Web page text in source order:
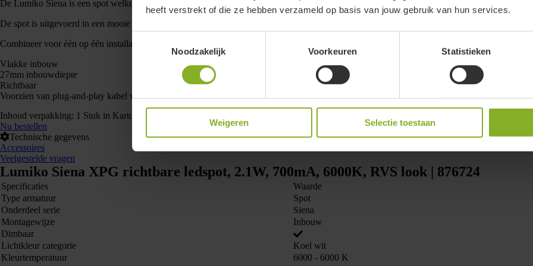
heeft verstrekt of die ze hebben verzameld op basis van jouw gebruik van hun services.
Noodzakelijk
Voorkeuren Statistieken
Weigeren Selectie toestaan
De Lumiko Siena is een spot welke mooi vlak in het plafond verwerkt wordt. Met een inbouwdiepte van maar 27mm is er in vrijwel elk
De spot is uitgevoerd in een mooie RVS look, wil je liever echt RVS? Dat kan ook de Siena is ook beschikbaar in volledig RVS316
Combineer voor één op één installatie met de Lumiko minidriver (860304).
Vlakke inbouw
27mm inbouwdiepte
Richtbaar
Voorzien van plug-and-play kabel voor eenvoudig aansluiten
Inhoud verpakking: 1 Stuk in Kartonnen doos
Nu bestellen
Technische gegevens
Accessoires
Veelgestelde vragen
Lumiko Siena XPG richtbare ledspot, 2.1W, 700mA, 6000K, RVS look | 876724
Specificaties
Waarde
Type armatuur
Spot
Onderdeel serie
Siena
Montagewijze
Inbouw
Dimbaar
Lichtkleur categorie
Koel wit
Kleurtemperatuur
6000 - 6000 K